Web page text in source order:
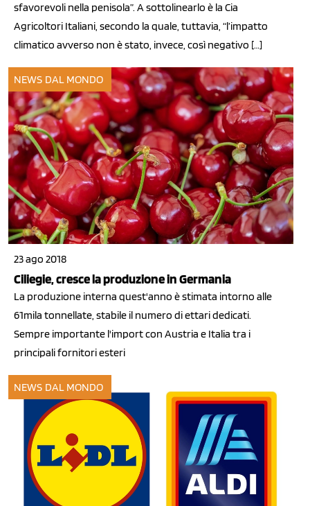
sfavorevoli nella penisola”. A sottolinearlo è la Cia
Agricoltori Italiani, secondo la quale, tuttavia, “l’impatto
climatico avverso non è stato, invece, così negativo […]
NEWS DAL MONDO
23 ago 2018
Ciliegie, cresce la produzione in Germania
La produzione interna quest'anno è stimata intorno alle
61mila tonnellate, stabile il numero di ettari dedicati.
Sempre importante l'import con Austria e Italia tra i
principali fornitori esteri
NEWS DAL MONDO